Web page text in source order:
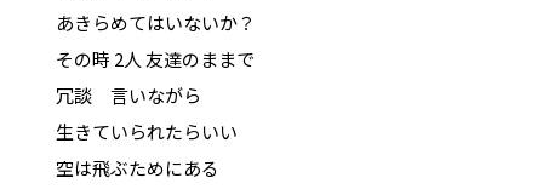
あきらめてはいないか？
その時 2人 友達のままで
冗談 言いながら
生きていられたらいい
空は飛ぶためにある